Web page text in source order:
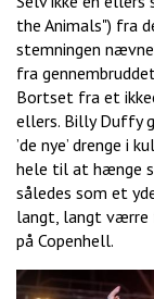
the Animals") fra
stemningen
fra
Bortset fra et
ellers. Billy Duffy
’de nye’ drenge i
hele til at hænge
således som et
langt, langt værre
på Copenhell.